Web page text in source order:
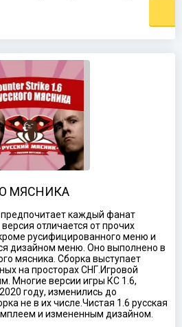
МЯСНИКА
каждый фанат
отличается от прочих
русифицированного меню и
дизайном меню. Оно выполнено в
мясника. Сборка выступает
на просторах СНГ.Игровой
Многие версии игры КС 1.6,
году, изменились до
не в их числе.Чистая 1.6 русская
и измененным дизайном.